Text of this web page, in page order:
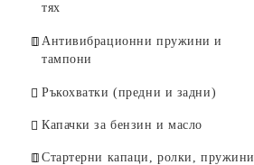
Цилиндри за други моторни
Бутала за Stihl
Бутала за други марки
тях
Маслени помпи
Антивибрационни пружини и
тампони
Тампони
Антивибрационни пружини
Ръкохватки (предни и задни)
Капачки за бензин и масло
Стартерни капаци, ролки, пружини